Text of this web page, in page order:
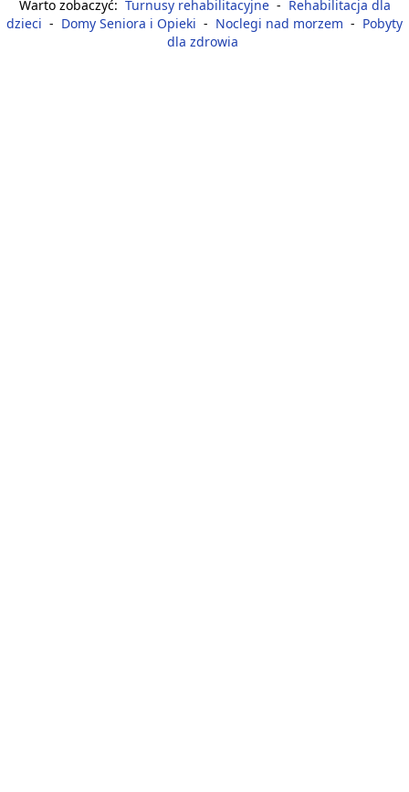
Warto zobaczyć: Turnusy rehabilitacyjne - Rehabilitacja dla
dzieci - Domy Seniora i Opieki - Noclegi nad morzem - Pobyty
dla zdrowia